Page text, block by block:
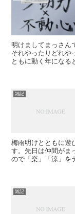
明けましてまっさん
それやったりどれや
ともに動く年になる
雑記
梅雨明けとともに遊
す。先日は仲間がま
ので「楽」「涼」を
雑記